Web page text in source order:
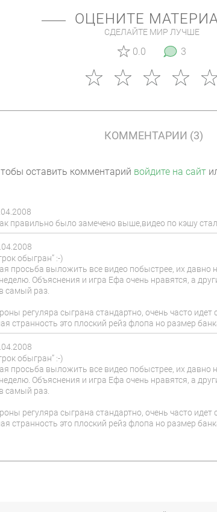
ОЦЕНИТЕ
СДЕЛАЙТЕ МИР ЛУЧШЕ
0.0 3
КОММЕНТАРИИ (3)
оставить комментарий войдите на сайт
правильно было замечено выше,видео по кэшу
обыгран” :-)
просьба выложить все видео побыстрее, их давно
Объяснения и игра Ефа очень нравятся, а
самый раз.
регуляра сыграна стандартно, очень часто
странность это плоский рейз флопа но размер
обыгран” :-)
просьба выложить все видео побыстрее, их давно
Объяснения и игра Ефа очень нравятся, а
самый раз.
регуляра сыграна стандартно, очень часто
странность это плоский рейз флопа но размер